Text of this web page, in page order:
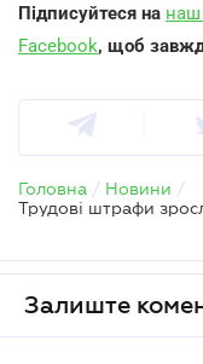
Підписуйтеся на наш
Facebook, щоб
Головна / Новини /
Трудові штрафи
Залиште